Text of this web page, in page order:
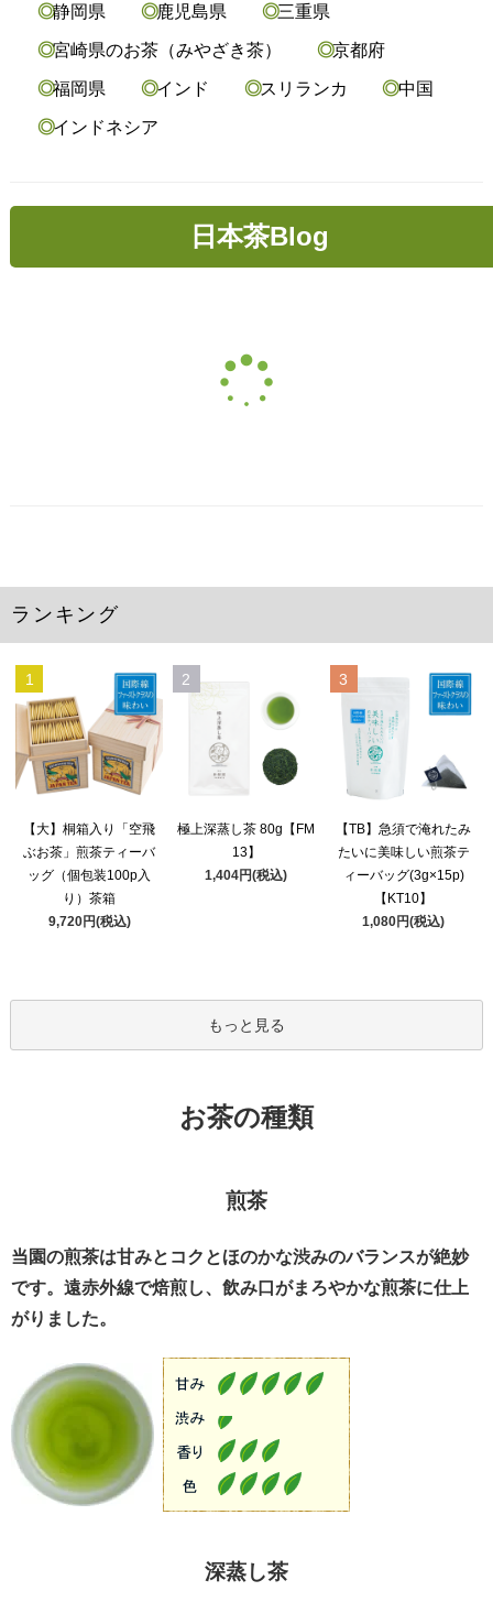
静岡県 鹿児島県 三重県
宮崎県のお茶（みやざき茶） 京都府
福岡県 インド スリランカ 中国
インドネシア
日本茶Blog
ランキング
1
【大】桐箱入り「空飛
ぶお茶」煎茶ティーバ
ッグ（個包装100p入
り）茶箱
9,720円(税込)
2
極上深蒸し茶 80g【FM
13】
1,404円(税込)
3
【TB】急須で淹れたみ
たいに美味しい煎茶テ
ィーバッグ(3g×15p)
【KT10】
1,080円(税込)
もっと見る
お茶の種類
煎茶
当園の煎茶は甘みとコクとほのかな渋みのバランスが絶妙
です。遠赤外線で焙煎し、飲み口がまろやかな煎茶に仕上
がりました。
深蒸し茶